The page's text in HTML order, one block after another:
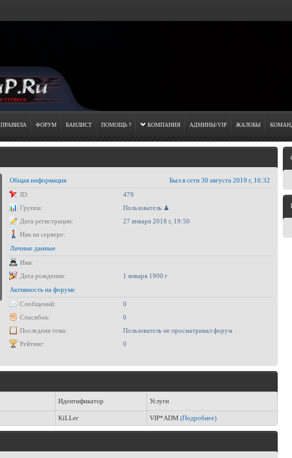
ПРАВИЛА ФОРУМ БАНЛИСТ ПОМОЩЬ ? КОМПАНИЯ АДМИНЫ/VIP ЖАЛОБЫ
Общая информация
Был в сети 30 августа 2019 г, 16:32
ID:
479
Группа:
Пользователь ♟
Дата регистрации:
27 января 2018 г, 19:50
Ник на сервере:
Личные данные
Имя:
Дата рождения:
1 января 1900 г
Активность на форуме
Сообщений:
0
Спасибок:
0
Последняя тема:
Пользователь не просматривал форум
Рейтинг:
0
Идентификатор Услуги
KiLLer VIP*ADM (Подробнее)